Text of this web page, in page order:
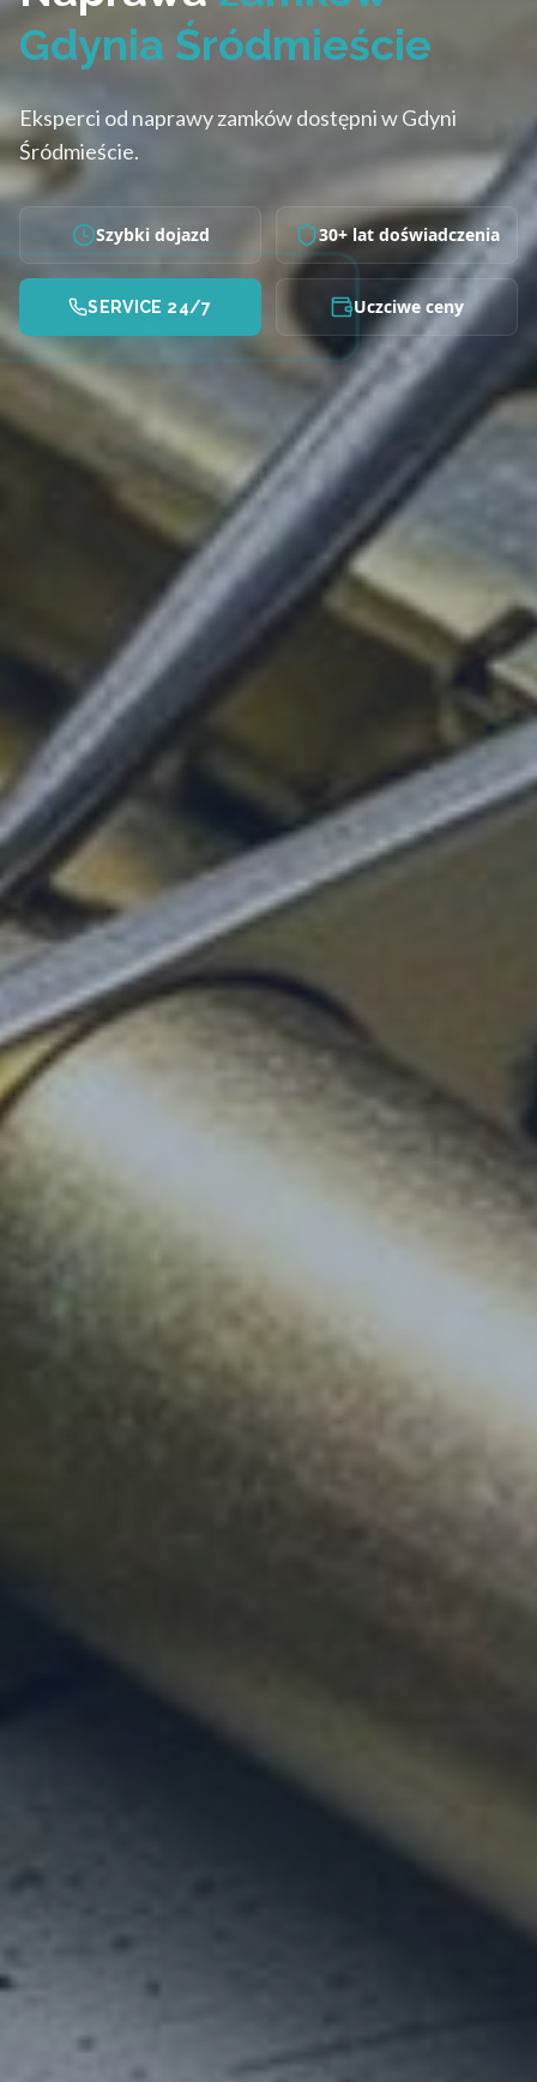
Gdynia Śródmieście
Eksperci od naprawy zamków dostępni w Gdyni
Śródmieście.
Szybki dojazd 30+ lat doświadczenia
SERVICE 24/7 Uczciwe ceny